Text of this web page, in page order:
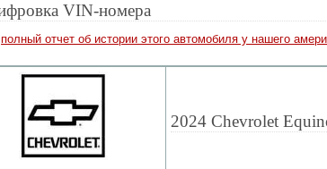
VIN-номера
полный отчет об истории этого автомобиля у нашего
2024 Chevrolet